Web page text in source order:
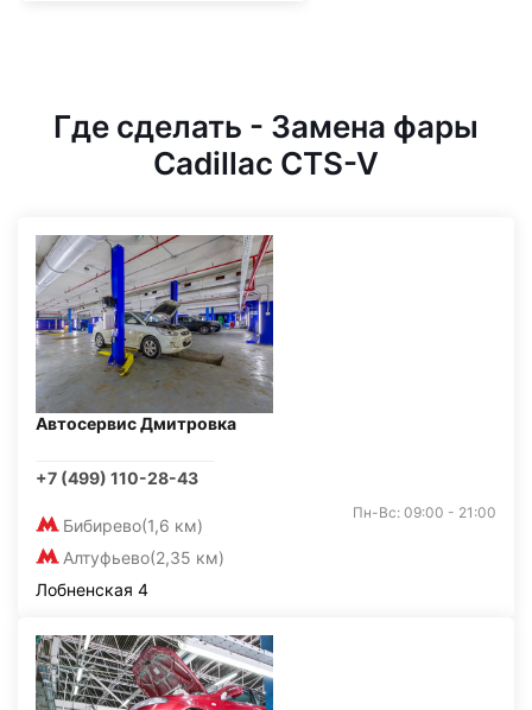
Где сделать - Замена фары
Cadillac CTS-V
Автосервис Дмитровка
+7 (499) 110-28-43
Бибирево(1,6 км)
Алтуфьево(2,35 км)
Пн-Вс: 09:00 - 21:00
Лобненская 4